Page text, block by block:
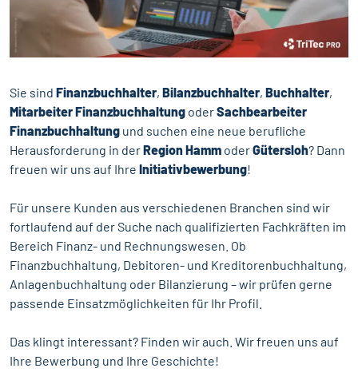
Sie sind Finanzbuchhalter, Bilanzbuchhalter, Buchhalter,
Mitarbeiter Finanzbuchhaltung oderSachbearbeiter
Finanzbuchhaltung und suchen eine neue berufliche
Herausforderung in derRegion Hamm oderGütersloh? Dann
freuen wir uns auf Ihre Initiativbewerbung!
Für unsere Kunden aus verschiedenen Branchen sind wir
fortlaufend auf der Suche nach qualifizierten Fachkräften im
Bereich Finanz- und Rechnungswesen. Ob
Finanzbuchhaltung, Debitoren- und Kreditorenbuchhaltung,
Anlagenbuchhaltung oder Bilanzierung – wir prüfen gerne
passende Einsatzmöglichkeiten für Ihr Profil.
Das klingt interessant? Finden wir auch. Wir freuen uns auf
Ihre Bewerbung und Ihre Geschichte!